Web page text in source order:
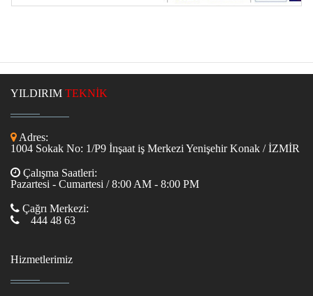
YILDIRIM TEKNİK
Adres:
1004 Sokak No: 1/P9 İnşaat iş Merkezi Yenişehir Konak / İZMİR
Çalışma Saatleri:
Pazartesi - Cumartesi / 8:00 AM - 8:00 PM
Çağrı Merkezi:
444 48 63
Hizmetlerimiz